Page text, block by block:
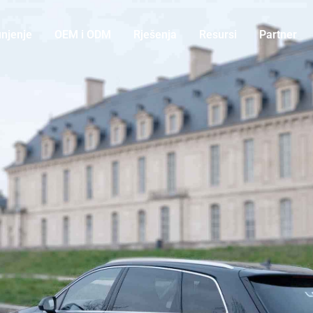
OEM i ODM Rješenja Resursi Partner